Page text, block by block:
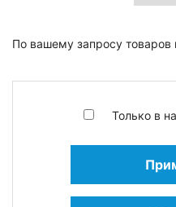
Только в
По вашему запросу товаров